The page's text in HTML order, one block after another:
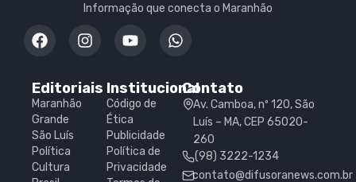
Informação que conecta o Maranhão
Editoriais
Maranhão
Grande
São Luís
Política
Cultura
Institucional
Código de
Ética
Publicidade
Política de
Privacidade
Contato
Av. Camboa, nº 120, São
Luís – MA, CEP 65020-
260
(98) 3222-1234
contato@difusoranews.com.br